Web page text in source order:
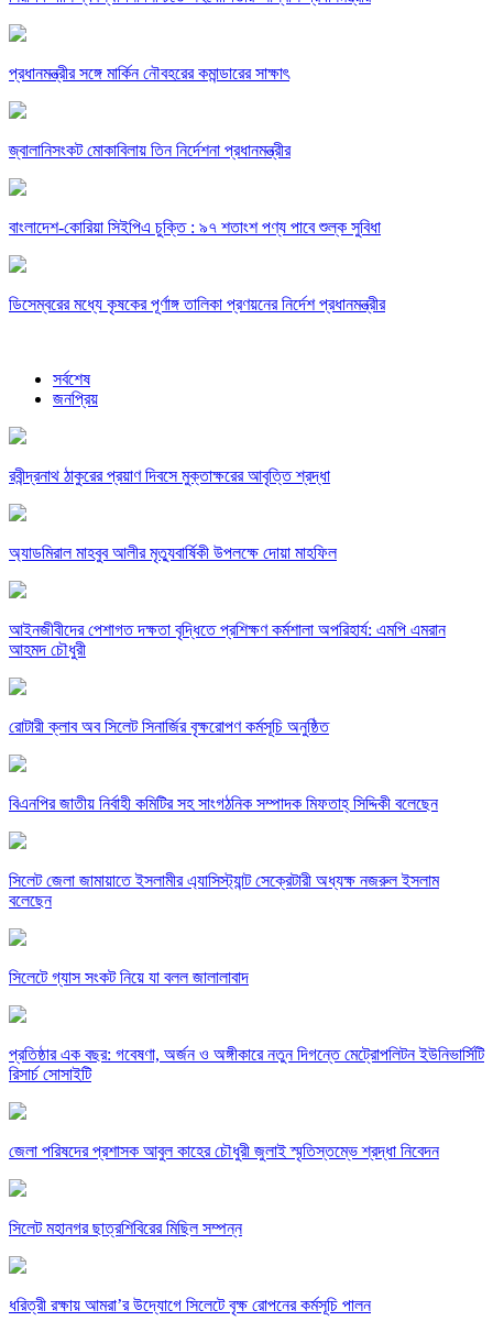
প্রধানমন্ত্রীর সঙ্গে মার্কিন নৌবহরের কমান্ডারের সাক্ষাৎ
জ্বালানিসংকট মোকাবিলায় তিন নির্দেশনা প্রধানমন্ত্রীর
বাংলাদেশ-কোরিয়া সিইপিএ চুক্তি : ৯৭ শতাংশ পণ্য পাবে শুল্ক সুবিধা
ডিসেম্বরের মধ্যে কৃষকের পূর্ণাঙ্গ তালিকা প্রণয়নের নির্দেশ প্রধানমন্ত্রীর
সর্বশেষ
জনপ্রিয়
রবীন্দ্রনাথ ঠাকুরের প্রয়াণ দিবসে মুক্তাক্ষরের আবৃত্তি শ্রদ্ধা
অ্যাডমিরাল মাহবুব আলীর মৃত্যুবার্ষিকী উপলক্ষে দোয়া মাহফিল
‎আইনজীবীদের পেশাগত দক্ষতা বৃদ্ধিতে প্রশিক্ষণ কর্মশালা অপরিহার্য: এমপি এমরান
আহমদ চৌধুরী
রোটারী ক্লাব অব সিলেট সিনার্জির বৃক্ষরোপণ কর্মসূচি অনুষ্ঠিত
বিএনপির জাতীয় নির্বাহী কমিটির সহ সাংগঠনিক সম্পাদক মিফতাহ্ সিদ্দিকী বলেছেন
সিলেট জেলা জামায়াতে ইসলামীর এ্যাসিস্ট্যান্ট সেক্রেটারী অধ্যক্ষ নজরুল ইসলাম
বলেছেন
সিলেটে গ্যাস সংকট নিয়ে যা বলল জালালাবাদ
প্রতিষ্ঠার এক বছর: গবেষণা, অর্জন ও অঙ্গীকারে নতুন দিগন্তে মেট্রোপলিটন ইউনিভার্সিটি
রিসার্চ সোসাইটি
জেলা পরিষদের প্রশাসক আবুল কাহের চৌধুরী জুলাই স্মৃতিস্তম্ভে শ্রদ্ধা নিবেদন
সিলেট মহানগর ছাত্রশিবিরের মিছিল সম্পন্ন
ধরিত্রী রক্ষায় আমরা’র উদ্যোগে সিলেটে বৃক্ষ রোপনের কর্মসূচি পালন